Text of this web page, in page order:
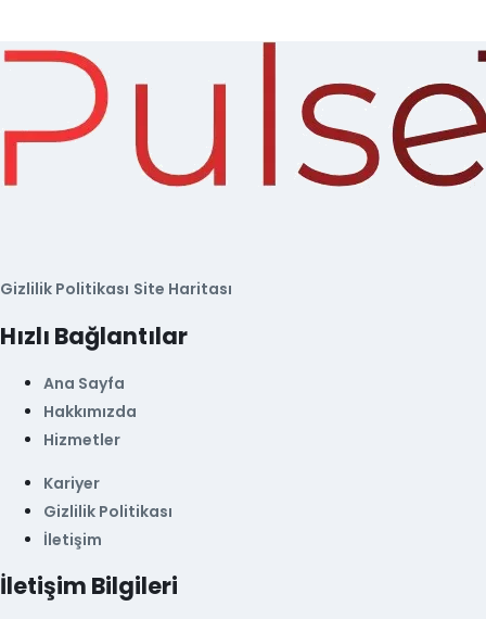
Gizlilik Politikası Site Haritası
Hızlı Bağlantılar
Ana Sayfa
Hakkımızda
Hizmetler
Kariyer
Gizlilik Politikası
İletişim
İletişim Bilgileri